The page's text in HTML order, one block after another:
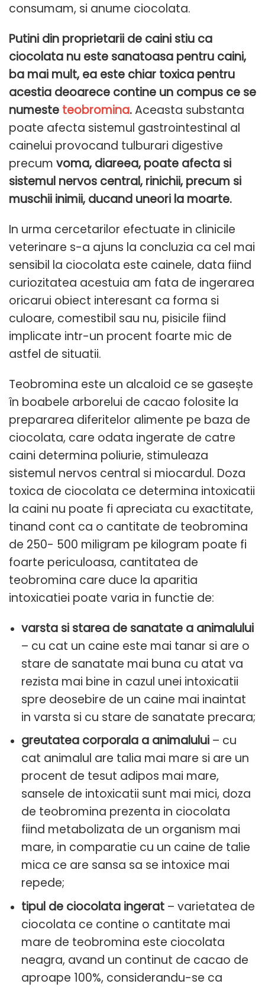
consumam, si anume ciocolata.
Putini din proprietarii de caini stiu ca
ciocolata nu este sanatoasa pentru caini,
ba mai mult, ea este chiar toxica pentru
acestia deoarece contine un compus ce se
numeste teobromina.Aceasta substanta
poate afecta sistemul gastrointestinal al
cainelui provocand tulburari digestive
precum voma, diareea, poate afecta si
sistemul nervos central, rinichii, precum si
muschii inimii, ducand uneori la moarte.
In urma cercetarilor efectuate in clinicile
veterinare s-a ajuns la concluzia ca cel mai
sensibil la ciocolata este cainele, data fiind
curiozitatea acestuia am fata de ingerarea
oricarui obiect interesant ca forma si
culoare, comestibil sau nu, pisicile fiind
implicate intr-un procent foarte mic de
astfel de situatii.
Teobromina este un alcaloid ce se gasește
în boabele arborelui de cacao folosite la
prepararea diferitelor alimente pe baza de
ciocolata, care odata ingerate de catre
caini determina poliurie, stimuleaza
sistemul nervos central si miocardul. Doza
toxica de ciocolata ce determina intoxicatii
la caini nu poate fi apreciata cu exactitate,
tinand cont ca o cantitate de teobromina
de 250- 500 miligram pe kilogram poate fi
foarte periculoasa, cantitatea de
teobromina care duce la aparitia
intoxicatiei poate varia in functie de:
varsta si starea de sanatate a animalului
– cu cat un caine este mai tanar si are o
stare de sanatate mai buna cu atat va
rezista mai bine in cazul unei intoxicatii
spre deosebire de un caine mai inaintat
in varsta si cu stare de sanatate precara;
greutatea corporala a animalului– cu
cat animalul are talia mai mare si are un
procent de tesut adipos mai mare,
sansele de intoxicatii sunt mai mici, doza
de teobromina prezenta in ciocolata
fiind metabolizata de un organism mai
mare, in comparatie cu un caine de talie
mica ce are sansa sa se intoxice mai
repede;
tipul de ciocolata ingerat– varietatea de
ciocolata ce contine o cantitate mai
mare de teobromina este ciocolata
neagra, avand un continut de cacao de
aproape 100%, considerandu-se ca